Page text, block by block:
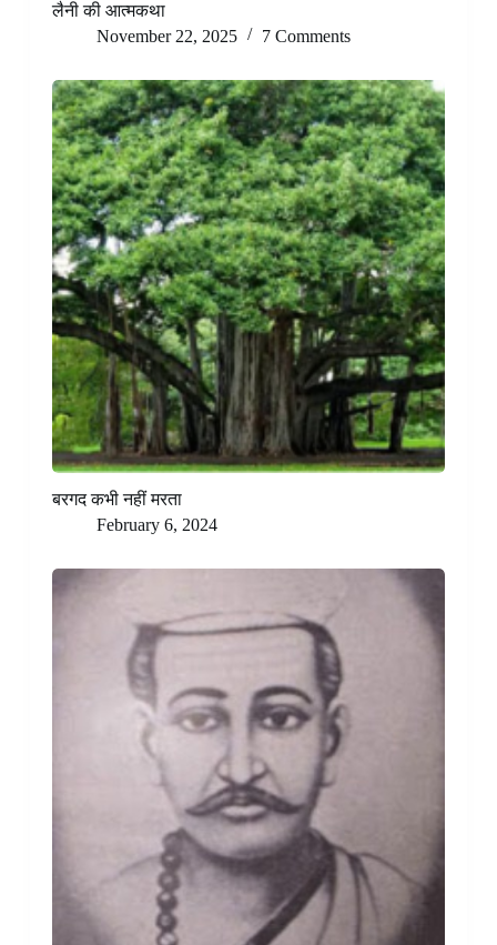
लैनी की आत्मकथा
November 22, 2025
7 Comments
बरगद कभी नहीं मरता
February 6, 2024